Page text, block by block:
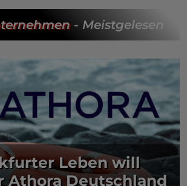
- Meistgelesen
Leben will
Athora Deutschland